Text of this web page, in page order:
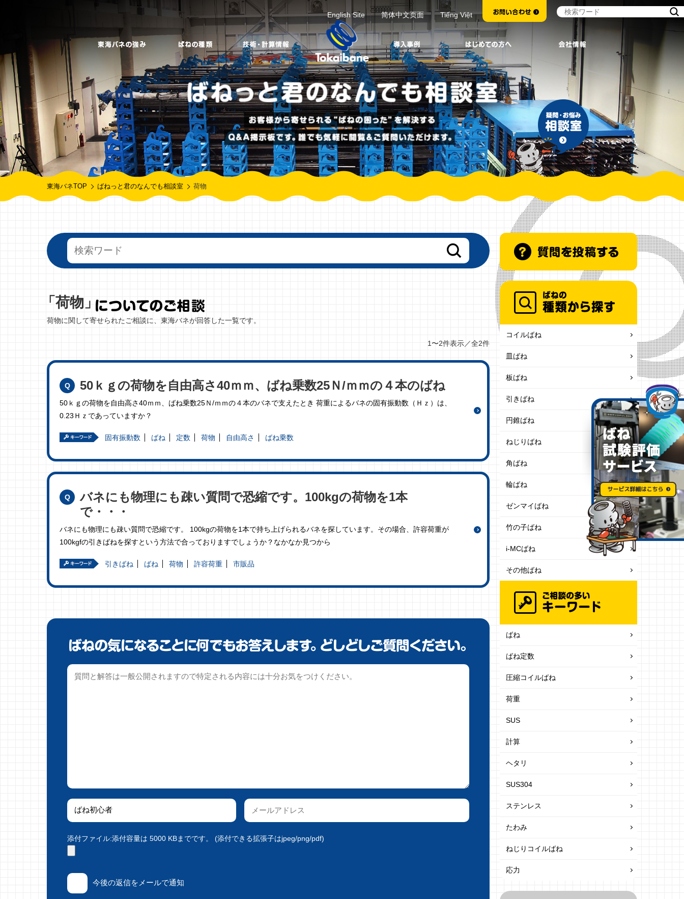
English Site 简体中文页面 Tiếng Việt
東海バネTOP ばねっと君のなんでも相談室 荷物
「荷物」
荷物に関して寄せられたご相談に、東海バネが回答した一覧です。
1〜2件表示／全2件
50ｋｇの荷物を自由高さ40ｍｍ、ばね乗数25Ｎ/ｍｍの４本のばね
50ｋｇの荷物を自由高さ40ｍｍ、ばね乗数25Ｎ/ｍｍの４本のバネで支えたとき 荷重によるバネの固有振動数（Ｈｚ）は、
0.23Ｈｚであっていますか？
固有振動数 ばね 定数 荷物 自由高さ ばね乗数
バネにも物理にも疎い質問で恐縮です。100kgの荷物を1本
で・・・
バネにも物理にも疎い質問で恐縮です。 100kgの荷物を1本で持ち上げられるバネを探しています。その場合、許容荷重が
100kgfの引きばねを探すという方法で合っておりますでしょうか？なかなか見つから
引きばね ばね 荷物 許容荷重 市販品
添付ファイル:添付容量は 5000 KBまでです。 (添付できる拡張子はjpeg/png/pdf)
今後の返信をメールで通知
コイルばね
皿ばね
板ばね
引きばね
円錐ばね
ねじりばね
角ばね
輪ばね
ゼンマイばね
竹の子ばね
i-MCばね
その他ばね
ばね
ばね定数
圧縮コイルばね
荷重
SUS
計算
ヘタリ
SUS304
ステンレス
たわみ
ねじりコイルばね
応力